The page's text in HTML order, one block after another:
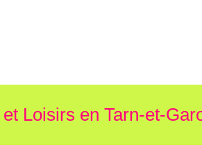
Loisirs en Tarn-et-